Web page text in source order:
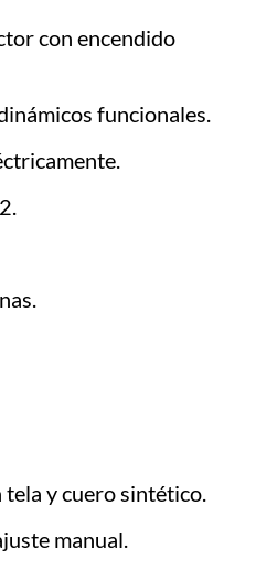
con encendido
funcionales.
y cuero sintético.
manual.